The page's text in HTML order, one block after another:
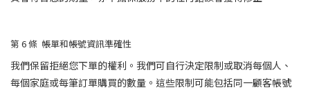
第 6條 帳單和帳號資訊準確性
我們保留拒絕您下單的權利。我們可自行決定限制或取消每個人、
每個家庭或每筆訂單購買的數量。這些限制可能包括同一顧客帳號